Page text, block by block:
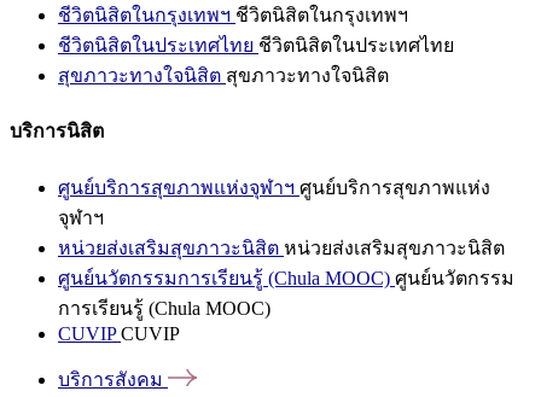
ชีวิตนิสิตในกรุงเทพฯ ชีวิตนิสิตในกรุงเทพฯ
ชีวิตนิสิตในประเทศไทย ชีวิตนิสิตในประเทศไทย
สุขภาวะทางใจนิสิต สุขภาวะทางใจนิสิต
บริการนิสิต
ศูนย์บริการสุขภาพแห่งจุฬาฯ ศูนย์บริการสุขภาพแห่ง
จุฬาฯ
หน่วยส่งเสริมสุขภาวะนิสิต หน่วยส่งเสริมสุขภาวะนิสิต
ศูนย์นวัตกรรมการเรียนรู้ (Chula MOOC) ศูนย์นวัตกรรม
การเรียนรู้ (Chula MOOC)
CUVIPCUVIP
บริการสังคม